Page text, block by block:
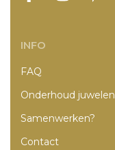
INFO
FAQ
Onderhoud juwelen
Samenwerken?
Contact